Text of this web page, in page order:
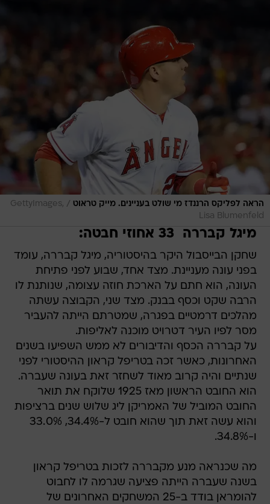
הראה לפליקס הרננדז מי שולט בעניינים. מייק טראוט /
GettyImages,
Lisa Blumenfeld
מיגל קבררה  33 אחוזי חבטה:
שחקן הבייסבול היקר בהיסטוריה, מיגל קבררה, עומד
בפני עונה מעניינת. מצד אחד, שבוע לפני פתיחת
העונה, הוא חתם על הארכת חוזה עצומה, שנותנת לו
הרבה שקט וכסף בבנק. מצד שני, הקבוצה עשתה
מהלכים דרמטיים בפגרה, שמטרתם הייתה להעביר
מסר לפיו העיר דטרויט מוכנה לאליפות.
על קבררה הכסף והדיבורים לא ממש השפיעו בשנים
האחרונות, כאשר זכה בטריפל קראון ההיסטורי לפני
שנתיים והיה קרוב מאוד לשחזר זאת בעונה שעברה.
הוא החובט הראשון מאז 1925 שלוקח את תואר
החובט המוביל של האמריקן ליג שלוש שנים ברציפות
והוא עשה זאת תוך שהוא חובט ל-34.4%, 33.0%
ו-34.8%.
מה שכנראה מנע מקבררה לזכות בטריפל קראון
בשנה שעברה הייתה פציעה שגרמה לו לחבוט
להומראן בודד ב-25 המשחקים האחרונים של